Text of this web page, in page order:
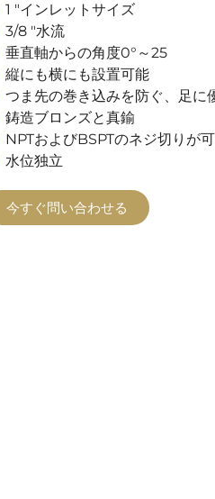
1 "インレットサイズ
3/8 "水流
垂直軸からの角度0°～25
縦にも横にも設置可能
つま先の巻き込みを防ぐ、足に
鋳造ブロンズと真鍮
NPTおよびBSPTのネジ切りが
水位独立
今すぐ問い合わせる